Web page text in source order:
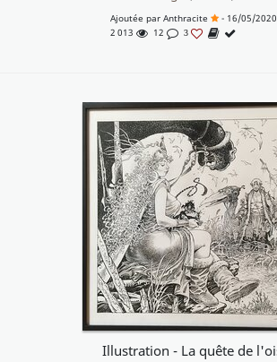
Ajoutée par Anthracite
- 16/05/2020
2 013
12 3